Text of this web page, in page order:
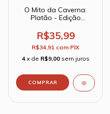
O Mito da Caverna:
Platão - Edição
de Barros Filho
R$35,99
R$34,91 com PIX
4 x de R$9,00 sem juros